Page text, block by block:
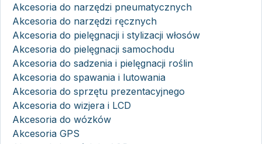
Akcesoria do narzędzi pneumatycznych
Akcesoria do narzędzi ręcznych
Akcesoria do pielęgnacji i stylizacji włosów
Akcesoria do pielęgnacji samochodu
Akcesoria do sadzenia i pielęgnacji roślin
Akcesoria do spawania i lutowania
Akcesoria do sprzętu prezentacyjnego
Akcesoria do wizjera i LCD
Akcesoria do wózków
Akcesoria GPS